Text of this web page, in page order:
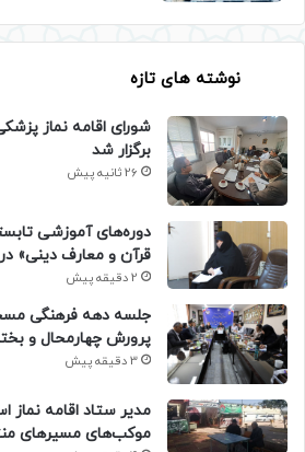
نوشته های تازه
شورای اقامه نماز
برگزار شد
26 ثانیه پیش
دوره‌های آموزشی
قرآن و معارف دینی» در
2 دقیقه پیش
جلسه دهه فرهنگی
پرورش چهارمحال و
3 دقیقه پیش
مدیر ستاد اقامه نماز
موکب‌های مسیرهای